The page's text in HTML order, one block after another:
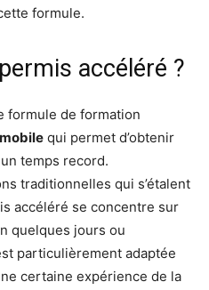
formule.
accéléré ?
formule de formation
qui permet d’obtenir
temps record.
traditionnelles qui s’étalent
accéléré se concentre sur
quelques jours ou
particulièrement adaptée
certaine expérience de la